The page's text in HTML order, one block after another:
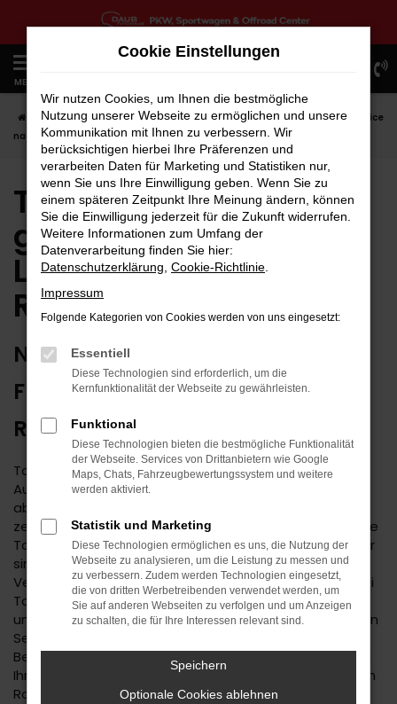
Zum
Hauptinhalt
springen
MENÜ
Startseite Rottweil
Toyota in Rottweil günstig kaufen | Lieferservice
nach Rottweil
Toyota in Rottweil
günstig kaufen |
Lieferservice nach
Rottweil
NUTZEN SIE IHREN NEUEN TOYOTA
FÜR GRENZENLOSE MOBILITÄT IN
ROTTWEIL
Toyota ist ein bemerkenswerter Hersteller. Der
Autobauer steht einerseits für Tradition, andererseits
aber immer auch für Aufbruchstimmung und eine
zeitgemäße Ausstattung. Im Autohaus Daub finden Sie
Toyota für Ihre Mobilität in Rottweil und Umgebung. Wir
sind ein Familienunternehmen mit tiefer regionaler
Verwurzelung. Seit 1974 bieten wir Fahrzeuge an, wobei
Toyota einen der Schwerpunkte darstellt. Kundinnen
und Kunden aus Rottweil kennen und schätzen unseren
Service und die persönliche und durchweg individuelle
Beratung. Wir haben immer ein offenes Ohr für Sie und
Ihre Anliegen und liefern Fahrzeuge natürlich auch nach
Rottweil oder in die nähere Umgebung.
Cookie Einstellungen
Wir nutzen Cookies, um Ihnen die bestmögliche
Nutzung unserer Webseite zu ermöglichen und unsere
Kommunikation mit Ihnen zu verbessern. Wir
berücksichtigen hierbei Ihre Präferenzen und
verarbeiten Daten für Marketing und Statistiken nur,
wenn Sie uns Ihre Einwilligung geben. Wenn Sie zu
einem späteren Zeitpunkt Ihre Meinung ändern, können
Sie die Einwilligung jederzeit für die Zukunft widerrufen.
Weitere Informationen zum Umfang der
Datenverarbeitung finden Sie hier:
Datenschutzerklärung Cookie-Richtlinie
Impressum
Folgende Kategorien von Cookies werden von uns eingesetzt:
Essentiell
Diese Technologien sind erforderlich, um die
Kernfunktionalität der Webseite zu gewährleisten.
Funktional
Diese Technologien bieten die bestmögliche Funktionalität
der Webseite. Services von Drittanbietern wie Google
Maps, Chats, Fahrzeugbewertungssystem und weitere
werden aktiviert.
Statistik und Marketing
Diese Technologien ermöglichen es uns, die Nutzung der
Webseite zu analysieren, um die Leistung zu messen und
zu verbessern. Zudem werden Technologien eingesetzt,
die von dritten Werbetreibenden verwendet werden, um
Sie auf anderen Webseiten zu verfolgen und um Anzeigen
zu schalten, die für Ihre Interessen relevant sind.
Speichern
Optionale Cookies ablehnen